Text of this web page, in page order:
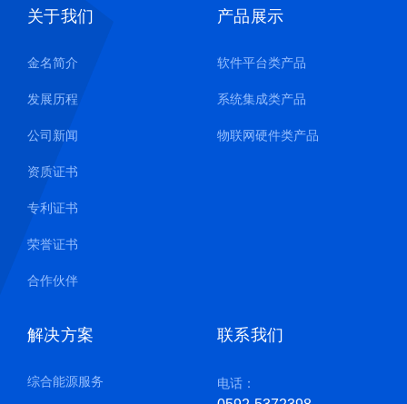
关于我们
金名简介
发展历程
公司新闻
资质证书
专利证书
荣誉证书
合作伙伴
产品展示
软件平台类产品
系统集成类产品
物联网硬件类产品
解决方案
综合能源服务
联系我们
电话：